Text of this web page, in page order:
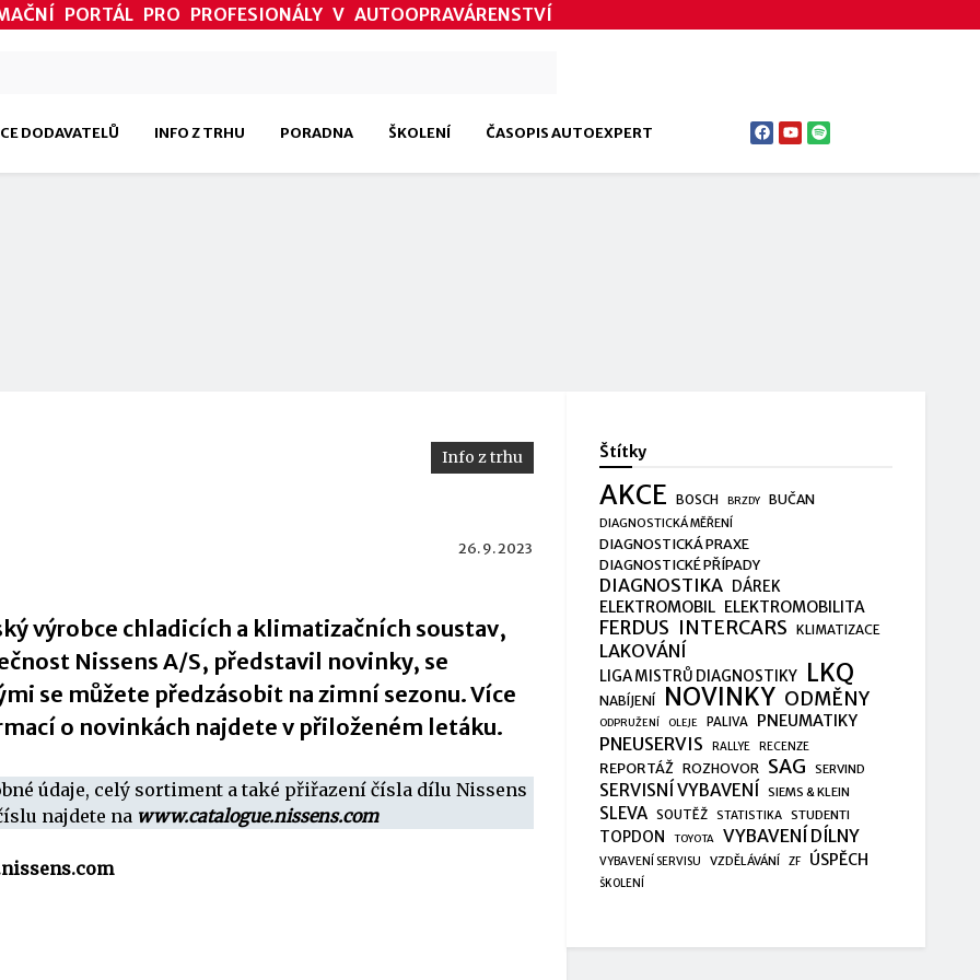
PORTÁL PRO PROFESIONÁLY V AUTOOPRAVÁRENSTVÍ
DODAVATELŮ INFO Z TRHU PORADNA ŠKOLENÍ ČASOPIS AUTOEXPERT
Info z trhu
26. 9. 2023
výrobce chladicích a klimatizačních soustav,
Nissens A/S, představil novinky, se
se můžete předzásobit na zimní sezonu. Více
o novinkách najdete v přiloženém letáku.
údaje, celý sortiment a také přiřazení čísla dílu Nissens
najdete na www.catalogue.nissens.com
Štítky
AKCE BOSCH BRZDY BUČAN
DIAGNOSTICKÁ MĚŘENÍ
DIAGNOSTICKÁ PRAXE
DIAGNOSTICKÉ PŘÍPADY
DIAGNOSTIKA DÁREK
ELEKTROMOBIL ELEKTROMOBILITA
FERDUS INTERCARS KLIMATIZACE
LAKOVÁNÍ
LIGA MISTRŮ DIAGNOSTIKY LKQ
NABÍJENÍ NOVINKY ODMĚNY
ODPRUŽENÍ OLEJE PALIVA PNEUMATIKY
PNEUSERVIS RALLYE RECENZE
REPORTÁŽ ROZHOVOR SAG SERVIND
SERVISNÍ VYBAVENÍ SIEMS & KLEIN
SLEVA SOUTĚŽ STATISTIKA STUDENTI
TOPDON TOYOTA VYBAVENÍ DÍLNY
VYBAVENÍ SERVISU VZDĚLÁVÁNÍ ZF ÚSPĚCH
ŠKOLENÍ